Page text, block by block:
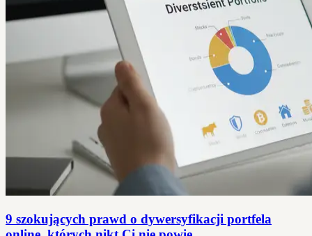
9 szokujących prawd o dywersyfikacji portfela